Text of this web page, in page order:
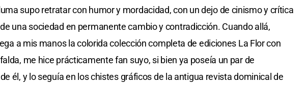
supo retratar con humor y mordacidad, con un dejo de cinismo y crítica
una sociedad en permanente cambio y contradicción. Cuando allá,
a mis manos la colorida colección completa de ediciones La Flor con
me hice prácticamente fan suyo, si bien ya poseía un par de
él, y lo seguía en los chistes gráficos de la antigua revista dominical de